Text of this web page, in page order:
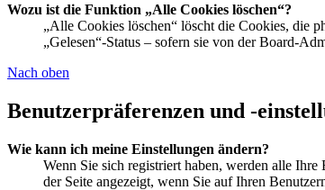
Wozu ist die Funktion „Alle Cookies löschen“?
„Alle Cookies löschen“ löscht die Cookies, die
„Gelesen“-Status – sofern sie von der Board-
Nach oben
Benutzerpräferenzen und -
Wie kann ich meine Einstellungen ändern?
Wenn Sie sich registriert haben, werden alle
der Seite angezeigt, wenn Sie auf Ihren